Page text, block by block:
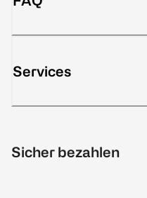
Services
Sicher bezahlen